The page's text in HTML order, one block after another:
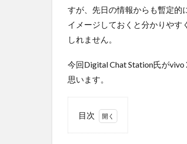
すが、先日の情報からも暫定的
イメージしておくと分かりやす
しれません。
今回Digital Chat Station氏が
思います。
目次